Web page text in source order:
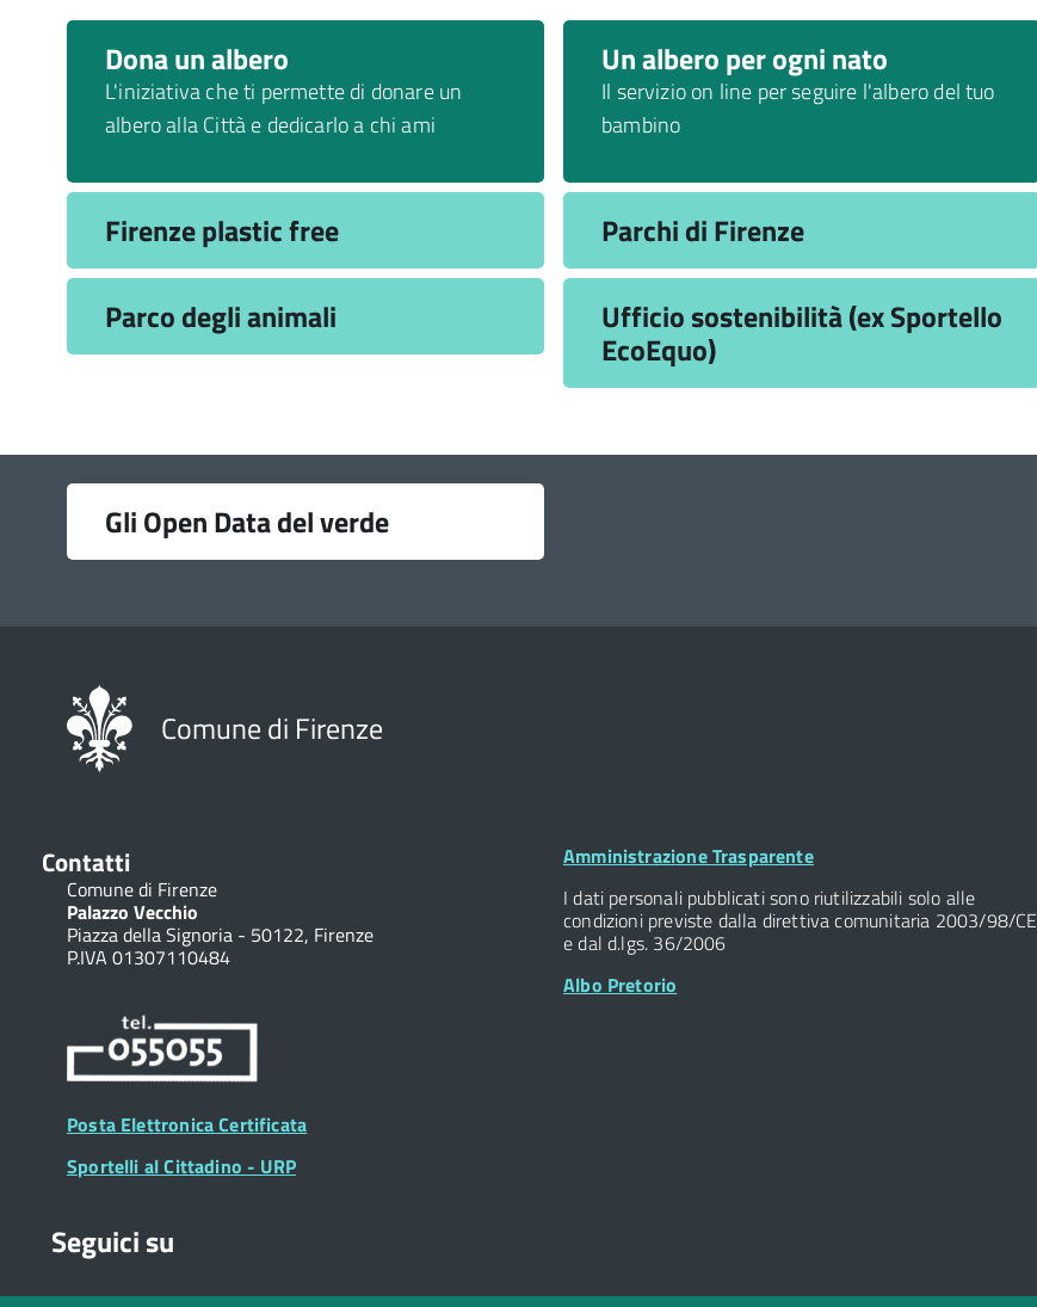
Dona un albero
L'iniziativa che ti permette di donare un
albero alla Città e dedicarlo a chi ami
Un albero per ogni nato
Il servizio on line per seguire l'albero del tuo
bambino
Firenze plastic free Parchi di Firenze
Parco degli animali
Ufficio sostenibilità (ex Sportello
EcoEquo)
Link
utiliGli Open Data del verde
Comune di Firenze
Contatti
Comune di Firenze
Palazzo Vecchio
Piazza della Signoria - 50122, Firenze
P.IVA 01307110484
Posta Elettronica Certificata
Sportelli al Cittadino - URP
Footer
Amministrazione Trasparente
I dati personali pubblicati sono riutilizzabili solo alle
condizioni previste dalla direttiva comunitaria 2003/98/CE
e dal d.lgs. 36/2006
Albo Pretorio
Seguici su